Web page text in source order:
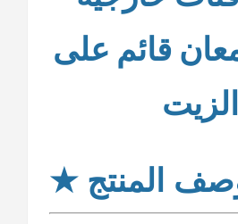
قائم على
الزيت
★ المنتج